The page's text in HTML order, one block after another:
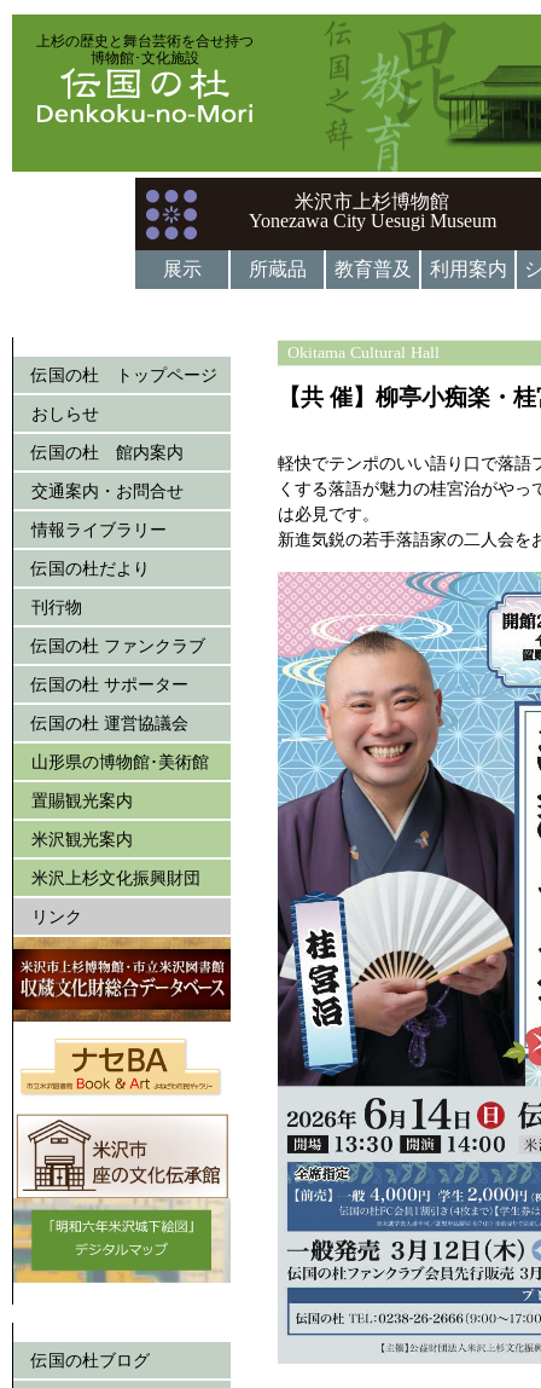
上杉の歴史と舞台芸術を合せ持つ
博物館･文化施設
米沢市上杉博物館
Yonezawa City Uesugi Museum
展示 所蔵品 教育普及 利用案内
伝国の杜 トップページ
おしらせ
伝国の杜 館内案内
交通案内・お問合せ
情報ライブラリー
伝国の杜だより
刊行物
伝国の杜 ファンクラブ
伝国の杜 サポーター
伝国の杜 運営協議会
山形県の博物館･美術館
置賜観光案内
米沢観光案内
米沢上杉文化振興財団
リンク
伝国の杜ブログ
Okitama Cultural Hall
【共 催】柳亭小痴楽・
軽快でテンポのいい語り口で落語
くする落語が魅力の桂宮治がや
は必見です。
新進気鋭の若手落語家の二人会を